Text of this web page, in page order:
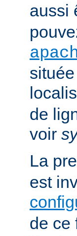
aussi
de
voir
La
est
de ce